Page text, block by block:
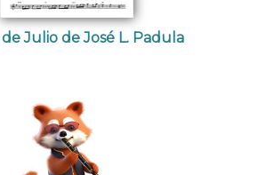
Julio de José L. Padula